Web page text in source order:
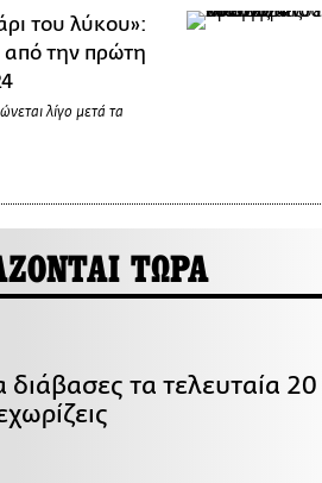
του λύκου»:
από την πρώτη
λίγο μετά τα
ΤΩΡΑ
διάβασες τα τελευταία 20